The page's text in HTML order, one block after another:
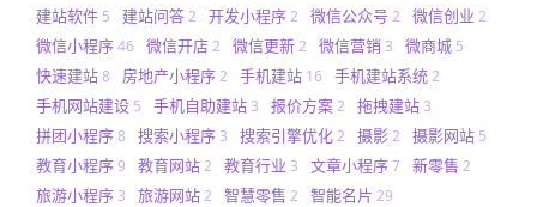
建站软件 5 建站问答2 开发小程序2 微信公众号 2 微信创业 2
微信小程序46 微信开店2 微信更新2 微信营销 3 微商城 5
快速建站8 房地产小程序2 手机建站 16 手机建站系统2
手机网站建设 5 手机自助建站 3 报价方案2 拖拽建站 3
拼团小程序8 搜索小程序 3 搜索引擎优化2 摄影2 摄影网站 5
教育小程序9 教育网站2 教育行业 3 文章小程序7 新零售 2
旅游小程序 3 旅游网站2 智慧零售 2 智能名片 29